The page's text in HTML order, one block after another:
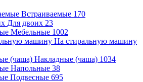
Встраиваемые 170
Для двоих 23
Мебельные 1002
На стиральную машину
Накладные (чаша) 1034
Напольные 38
Подвесные 695